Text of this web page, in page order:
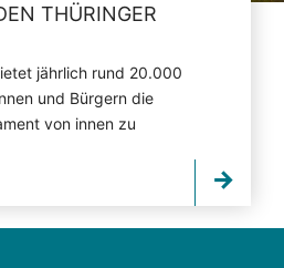
THÜRINGER
jährlich rund 20.000
und Bürgern die
von innen zu